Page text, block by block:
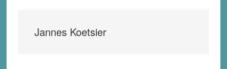
Jannes Koetsier